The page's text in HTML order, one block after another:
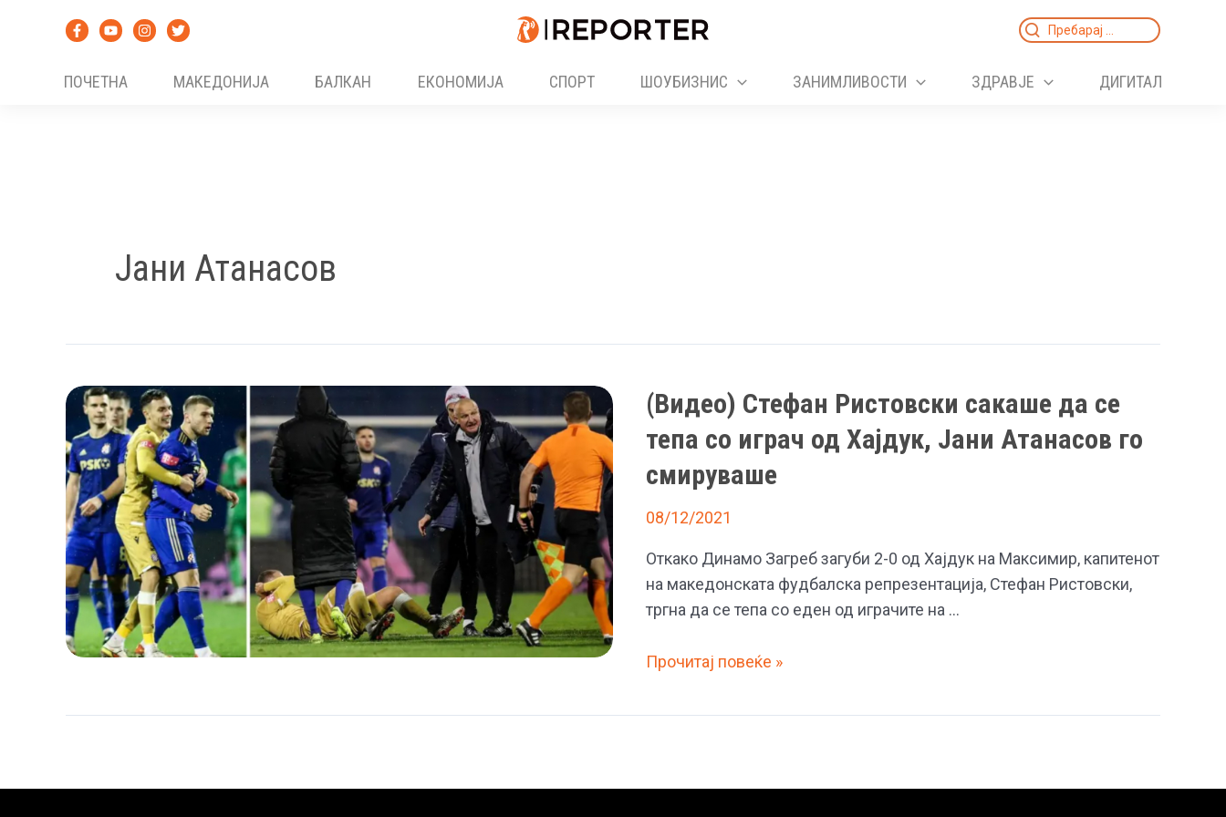
Search
ПОЧЕТНА
МАКЕДОНИЈА БАЛКАН ЕКОНОМИЈА СПОРТ ШОУБИЗНИС ЗАНИМЛИВОСТИ ЗДРАВЈЕ ДИГИТАЛ
Јани Атанасов
(Видео) Стефан Ристовски сакаше да се
тепа со играч од Хајдук, Јани Атанасов го
смируваше
08/12/2021
Откако Динамо Загреб загуби 2-0 од Хајдук на Максимир, капитенот
на македонската фудбалска репрезентација, Стефан Ристовски,
тргна да се тепа со еден од играчите на …
(Видео)
Ристовски
се
Прочитај повеќе »